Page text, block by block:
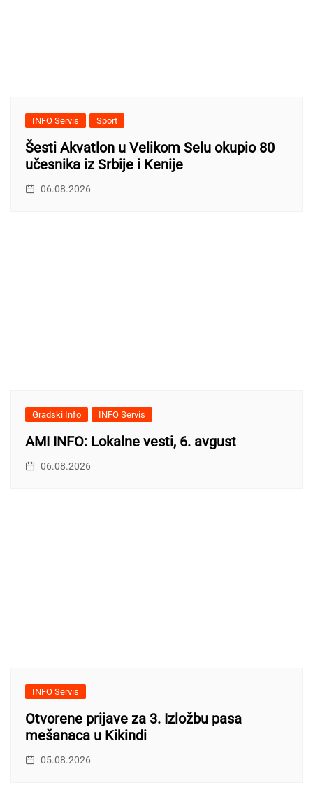
INFO Servis Sport
Šesti Akvatlon u Velikom Selu okupio 80
učesnika iz Srbije i Kenije
06.08.2026
Gradski Info INFO Servis
AMI INFO: Lokalne vesti, 6. avgust
06.08.2026
INFO Servis
Otvorene prijave za 3. Izložbu pasa
mešanaca u Kikindi
05.08.2026